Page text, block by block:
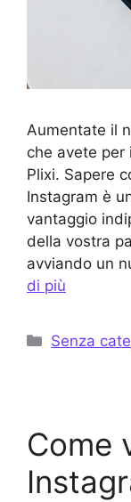
Aumentate il
che avete per
Plixi. Sapere
Instagram è
vantaggio
della vostra
avviando un
di più
Categorie
Senza
Come